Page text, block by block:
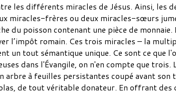
les différents miracles de Jésus. Ainsi, les
miracles-frères ou deux miracles-sœurs
du poisson contenant une pièce de
l’impôt romain. Ces trois miracles – la
un tout sémantique unique. Ce sont ce que
dans l'Évangile, on n'en compte que
arbre à feuilles persistantes coupé avant son
de tout véritable donateur. En offrant des